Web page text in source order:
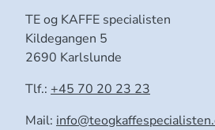
TE og KAFFE specialisten
Kildegangen 5
2690 Karlslunde
Tlf.: +45 70 20 23 23
Mail: